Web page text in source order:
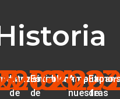
Lanzamiento
de
2021
Establecimiento
de
2023
Ampliamos
nuestras
de